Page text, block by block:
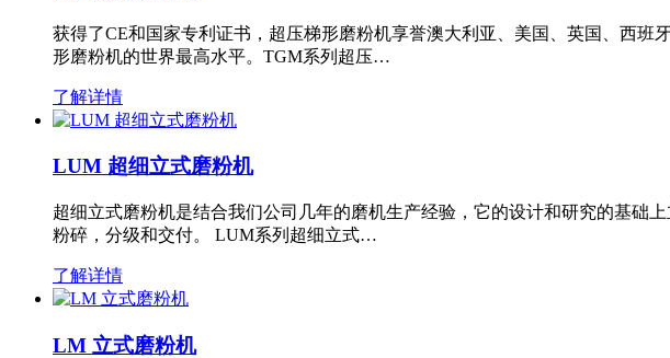
获得了CE和国家专利证书，超压梯形磨粉机享誉澳大利亚、美国、英国、西
形磨粉机的世界最高水平。TGM系列超压…
了解详情
LUM 超细立式磨粉机
超细立式磨粉机是结合我们公司几年的磨机生产经验，它的设计和研究的基础
粉碎，分级和交付。 LUM系列超细立式…
了解详情
LM 立式磨粉机